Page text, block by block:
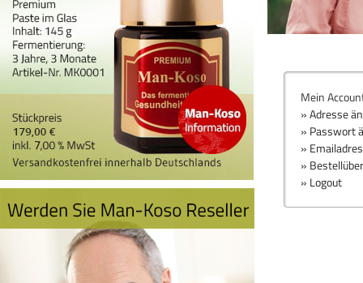
Mein
» Adresse
» Passwort
»
»
» Logout